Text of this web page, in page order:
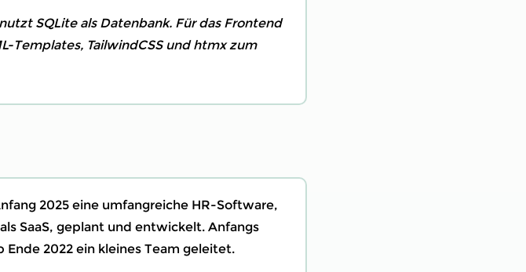
SQLite als Datenbank. Für das Frontend
Templates, TailwindCSS und htmx zum
2025 eine umfangreiche HR-Software,
SaaS, geplant und entwickelt. Anfangs
2022 ein kleines Team geleitet.